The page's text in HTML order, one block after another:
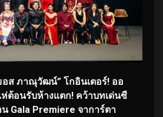
อส ภาณุวัฒน์” โกอินเตอร์! ออ
ต้อนรับห้างแตก! คว้าบทเด่นซี
Gala Premiere จาการ์ตา